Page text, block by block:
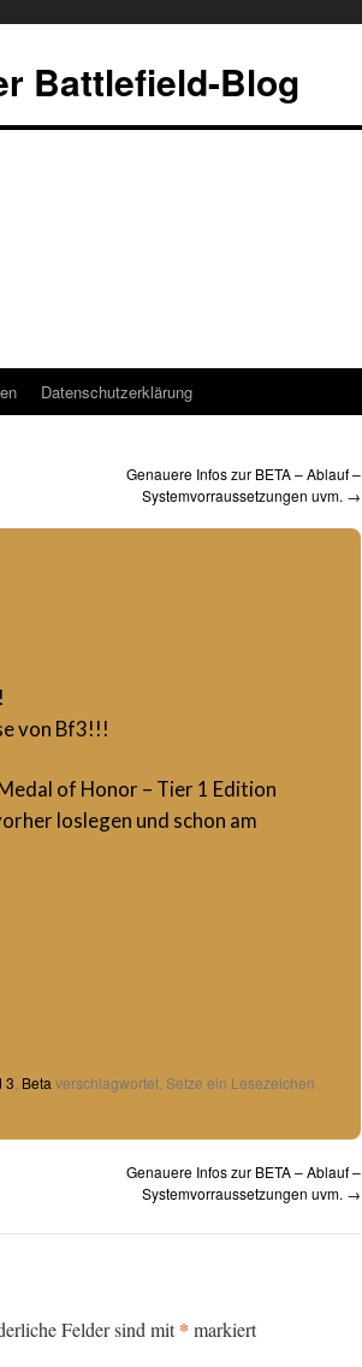
Battlefield-Blog
Datenschutzerklärung
Genauere Infos zur BETA – Ablauf –
Systemvorraussetzungen uvm. →
von Bf3!!!
of Honor – Tier 1 Edition
loslegen und schon am
3 Beta verschlagwortet. Setze ein Lesezeichen
Genauere Infos zur BETA – Ablauf –
Systemvorraussetzungen uvm. →
Felder sind mit* markiert